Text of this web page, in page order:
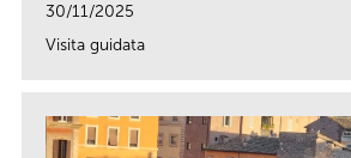
30/11/2025
Visita guidata